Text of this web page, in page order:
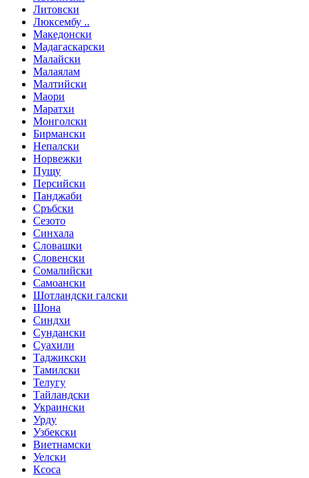
Литовски
Люксембу ..
Македонски
Мадагаскарски
Малайски
Малаялам
Малтийски
Маори
Маратхи
Монголски
Бирмански
Непалски
Норвежки
Пущу
Персийски
Панджаби
Сръбски
Сезото
Синхала
Словашки
Словенски
Сомалийски
Самоански
Шотландски галски
Шона
Синдхи
Сундански
Суахили
Таджикски
Тамилски
Телугу
Тайландски
Украински
Урду
Узбекски
Виетнамски
Уелски
Ксоса